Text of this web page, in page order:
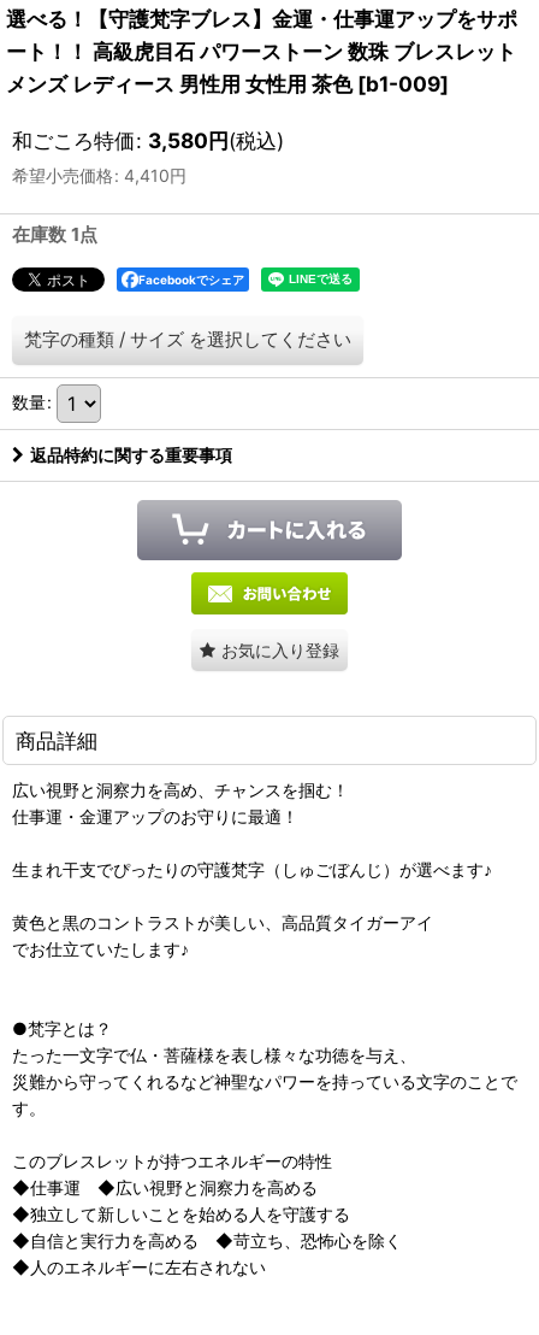
選べる！【守護梵字ブレス】金運・仕事運アップをサポ
ート！！ 高級虎目石 パワーストーン 数珠 ブレスレット
メンズ レディース 男性用 女性用 茶色 [b1-009]
和ごころ特価: 3,580円(税込)
希望小売価格: 4,410円
在庫数 1点
Facebookでシェア
梵字の種類 / サイズ を選択してください
数量:
返品特約に関する重要事項
お気に入り登録
商品詳細
広い視野と洞察力を高め、チャンスを掴む！
仕事運・金運アップのお守りに最適！
生まれ干支でぴったりの守護梵字（しゅごぼんじ）が選べます♪
黄色と黒のコントラストが美しい、高品質タイガーアイ
でお仕立ていたします♪
●梵字とは？
たった一文字で仏・菩薩様を表し様々な功徳を与え、
災難から守ってくれるなど神聖なパワーを持っている文字のことで
す。
このブレスレットが持つエネルギーの特性
◆仕事運 ◆広い視野と洞察力を高める
◆独立して新しいことを始める人を守護する
◆自信と実行力を高める ◆苛立ち、恐怖心を除く
◆人のエネルギーに左右されない